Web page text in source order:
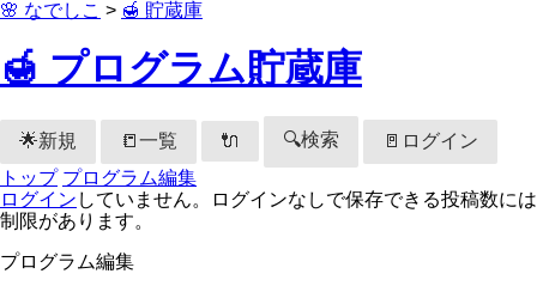
🌸 なでしこ > 🍯 貯蔵庫
🍯 プログラム貯蔵庫
🌟新規 📒一覧 🔌 🔍検索
🚪ログイン
トップ プログラム編集
ログイン していません。ログインなしで保存できる投稿数には
制限があります。
プログラム編集